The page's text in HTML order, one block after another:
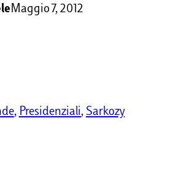
Maggio 7, 2012
, Presidenziali, Sarkozy